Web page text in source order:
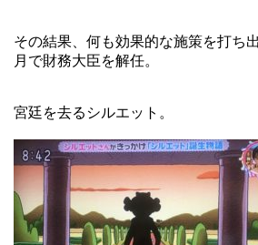
その結果、何も効果的な施策を打ち
月で財務大臣を解任。
宮廷を去るシルエット。